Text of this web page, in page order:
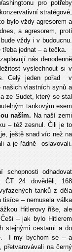
pro potřeby
stratégové,
bylo vždy agresorem a
a agresorem, proti
vždy i v budoucnu.
jednat – a tečka.
nás denodenně
vyslechnout si v
Celý jeden pořad v
našich vlastních synů a
ze Sudet, který se stal
tankovým esem
naším. Na naší zemi
– též zesnul. Čili je to
ještě snad víc než na
a je řádně oslavovali.
odhadovat
ČT 24 dověděli, 168
tanků z děla
tisíce – nemusela válka
Hitlerovy říše, ale
– jak bylo Hitlerem
stejnými cestami a do
I my bychom se – a
na černý